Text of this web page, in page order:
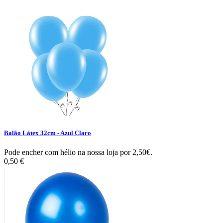
Balão Látex 32cm - Azul Claro
Pode encher com hélio na nossa loja por 2,50€.
0,50 €